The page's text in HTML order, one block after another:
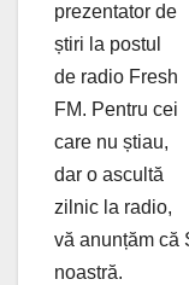
prezentator de
știri la postul
de radio Fresh
FM. Pentru cei
care nu știau,
dar o ascultă
zilnic la radio,
vă anunțăm că
noastră.